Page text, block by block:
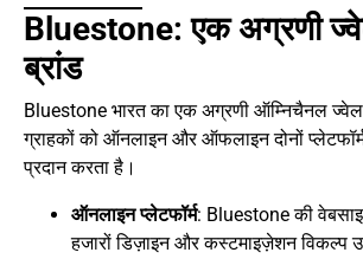
Bluestone: एक अग्रणी
ब्रांड
Bluestone भारत का एक अग्रणी ऑम्निचैनल
ग्राहकों को ऑनलाइन और ऑफलाइन दोनों
प्रदान करता है।
ऑनलाइन प्लेटफॉर्म: Bluestone की
हजारों डिज़ाइन और कस्टमाइज़ेशन विकल्प